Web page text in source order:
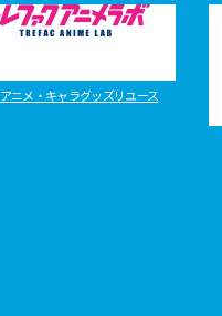
アニメ・キャラグッズリユース